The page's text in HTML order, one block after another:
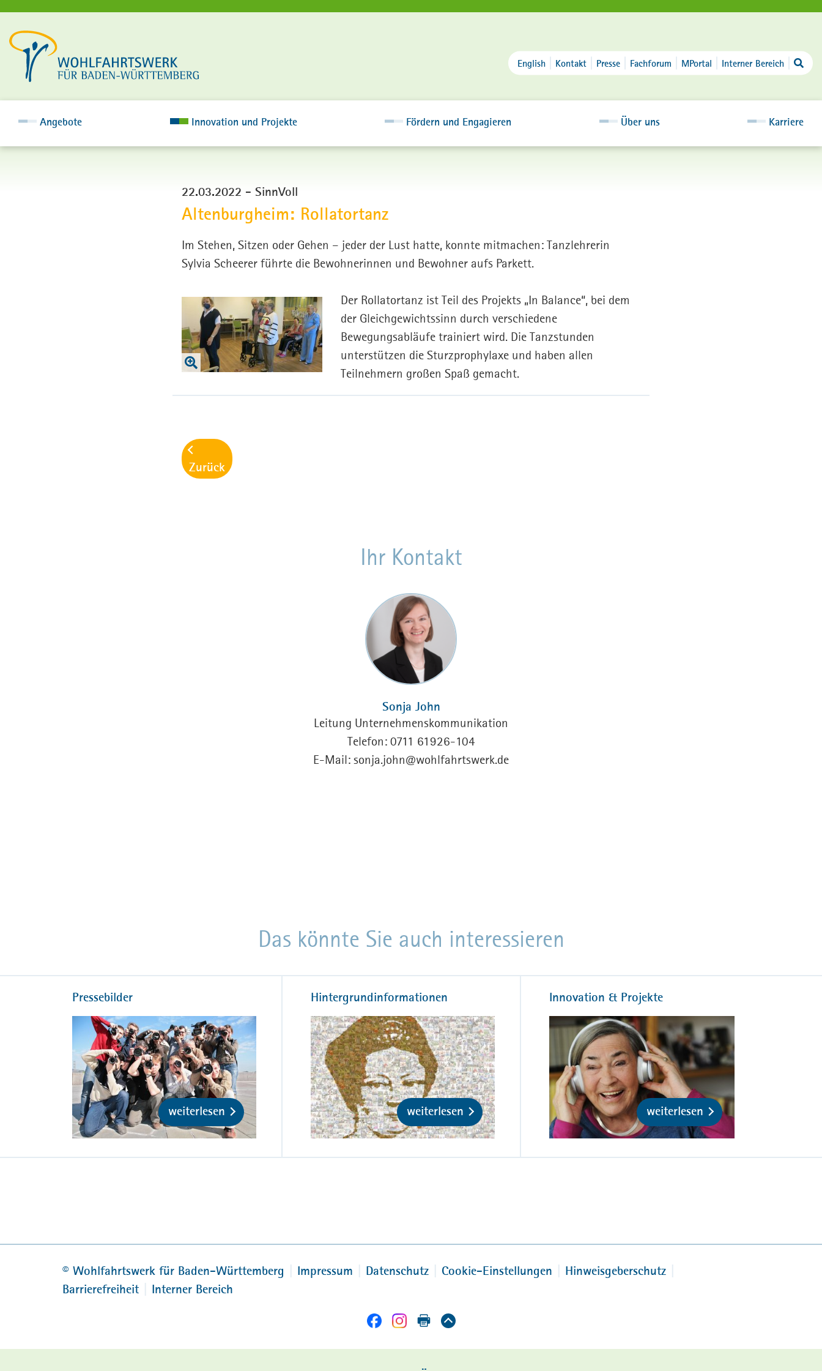
English Kontakt Presse Fachforum MPortal Interner Bereich
Angebote Innovation und Projekte Fördern und Engagieren Über uns Karriere
22.03.2022 - SinnVoll
Altenburgheim: Rollatortanz
Im Stehen, Sitzen oder Gehen – jeder der Lust hatte, konnte mitmachen: Tanzlehrerin
Sylvia Scheerer führte die Bewohnerinnen und Bewohner aufs Parkett.
Der Rollatortanz ist Teil des Projekts „In Balance“, bei dem
der Gleichgewichtssinn durch verschiedene
Bewegungsabläufe trainiert wird. Die Tanzstunden
unterstützen die Sturzprophylaxe und haben allen
Teilnehmern großen Spaß gemacht.
Zurück
Ihr Kontakt
Sonja John
Leitung Unternehmenskommunikation
Telefon: 0711 61926-104
E-Mail: sonja.john@wohlfahrtswerk.de
Das könnte Sie auch interessieren
Pressebilder
weiterlesen
Hintergrundinformationen
weiterlesen
Innovation & Projekte
weiterlesen
© Wohlfahrtswerk für Baden-Württemberg Impressum Datenschutz Cookie-Einstellungen
Hinweisgeberschutz
Barrierefreiheit
Interner Bereich